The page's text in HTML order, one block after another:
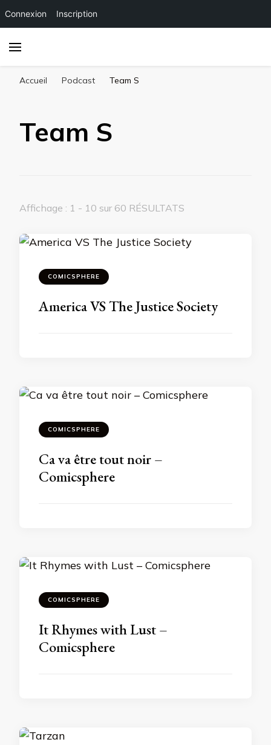
Connexion Inscription
Accueil Podcast Team S
Team S
Affichage : 1 - 10 sur 60 RÉSULTATS
COMICSPHERE
America VS The Justice Society
COMICSPHERE
Ca va être tout noir –
Comicsphere
COMICSPHERE
It Rhymes with Lust –
Comicsphere